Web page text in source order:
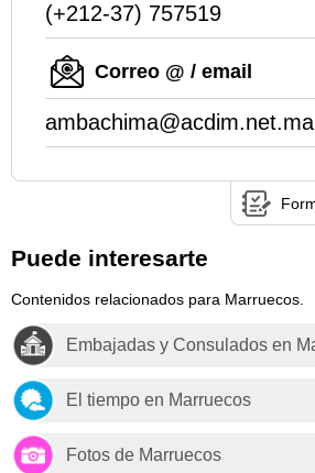
(+212-37) 757519
Correo @ / email
ambachima@acdim.net.ma
Puede interesarte
Contenidos relacionados para Marruecos.
Embajadas y Consulados en
El tiempo en Marruecos
Fotos de Marruecos